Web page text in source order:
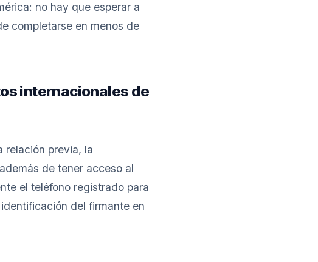
no hay que esperar a
completarse en menos de
internacionales de
relación previa, la
de tener acceso al
el teléfono registrado para
del firmante en